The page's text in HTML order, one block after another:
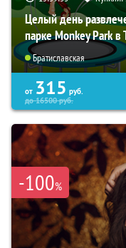
Целый день
парке Monkey Park
Братиславская
от 315 руб.
до16500руб.
-100%